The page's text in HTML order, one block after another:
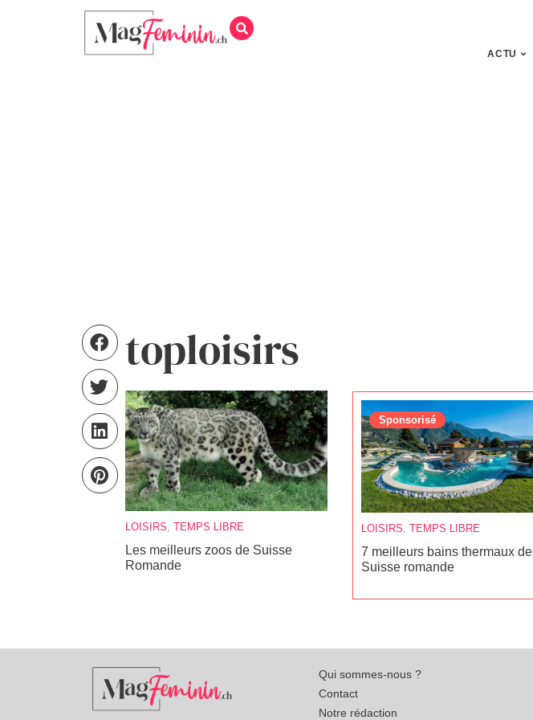
ACTU
toploisirs
LOISIRS,TEMPS LIBRE
Les meilleurs zoos de Suisse
Romande
Sponsorisé
LOISIRS, TEMPS LIBRE
7 meilleurs bains thermaux de
Suisse romande
Qui sommes-nous ?
Contact
Notre rédaction